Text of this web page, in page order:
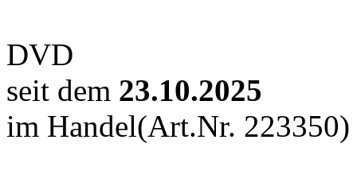
DVD
seit dem 23.10.2025
im Handel(Art.Nr. 223350)